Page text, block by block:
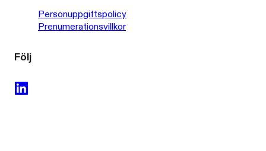
Personuppgiftspolicy
Prenumerationsvillkor
Följ